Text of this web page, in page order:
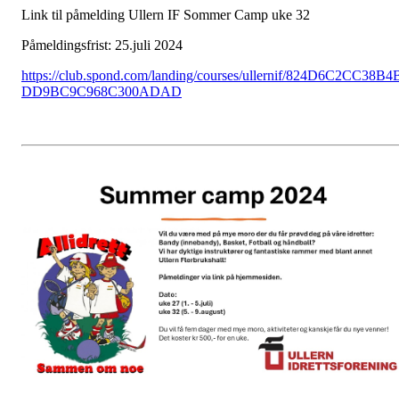
Link til påmelding Ullern IF Sommer Camp uke 32
Påmeldingsfrist: 25.juli 2024
https://club.spond.com/landing/courses/ullernif/
DD9BC9C968C300ADAD